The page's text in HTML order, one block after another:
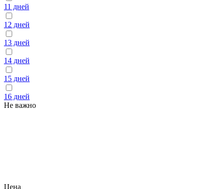
11 дней
12 дней
13 дней
14 дней
15 дней
16 дней
Не важно
Цена